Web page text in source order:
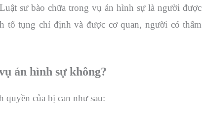
sư bào chữa trong vụ án hình sự là người được
tố tụng chỉ định và được cơ quan, người có thẩm
án hình sự không?
quyền của bị can như sau: